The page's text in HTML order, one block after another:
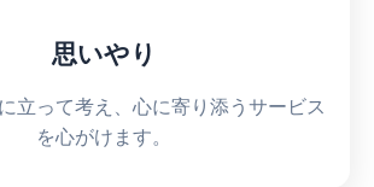
思いやり
立って考え、心に寄り添うサービス
を心がけます。